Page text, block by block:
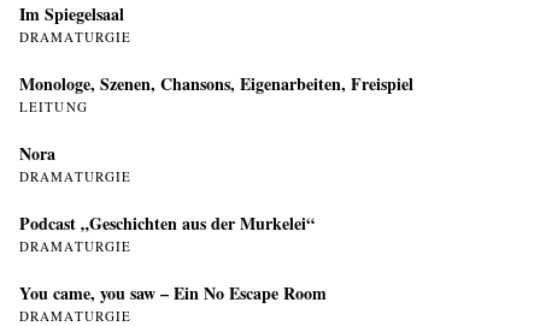
Im Spiegelsaal
DRAMATURGIE
Monologe, Szenen, Chansons, Eigenarbeiten, Freispiel
LEITUNG
Nora
DRAMATURGIE
Podcast „Geschichten aus der Murkelei“
DRAMATURGIE
You came, you saw – Ein No Escape Room
DRAMATURGIE